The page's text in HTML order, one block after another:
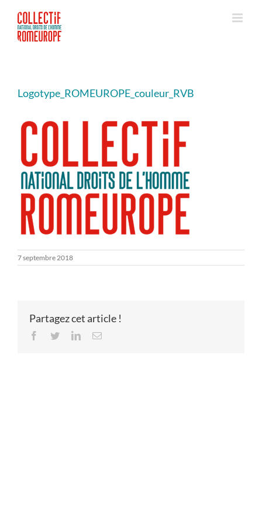
contenu
Logotype_ROMEUROPE_couleur_RVB
7 septembre 2018
Partagez cet article !
Facebook
TwitterLinkedInEmail